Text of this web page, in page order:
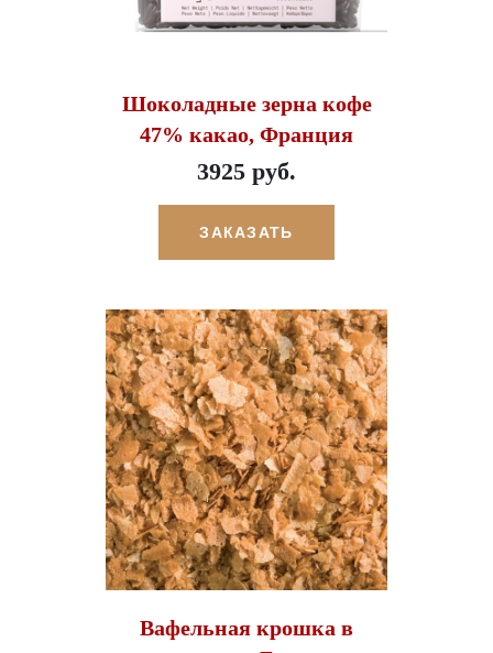
Шоколадные зерна кофе
47% какао, Франция
3925 руб.
ЗАКАЗАТЬ
Вафельная крошка в